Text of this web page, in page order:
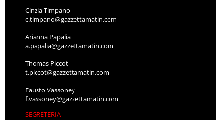
Cinzia Timpano
c.timpano@gazzettamatin.com
Arianna Papalia
a.papalia@gazzettamatin.com
Thomas Piccot
t.piccot@gazzettamatin.com
Fausto Vassoney
f.vassoney@gazzettamatin.com
SEGRETERIA